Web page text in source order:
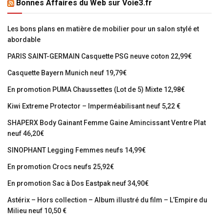
Bonnes Affaires du Web sur Voie3.fr
Les bons plans en matière de mobilier pour un salon stylé et
abordable
PARIS SAINT-GERMAIN Casquette PSG neuve coton 22,99€
Casquette Bayern Munich neuf 19,79€
En promotion PUMA Chaussettes (Lot de 5) Mixte 12,98€
Kiwi Extreme Protector – Imperméabilisant neuf 5,22 €
SHAPERX Body Gainant Femme Gaine Amincissant Ventre Plat
neuf 46,20€
SINOPHANT Legging Femmes neufs 14,99€
En promotion Crocs neufs 25,92€
En promotion Sac à Dos Eastpak neuf 34,90€
Astérix – Hors collection – Album illustré du film – L’Empire du
Milieu neuf 10,50 €